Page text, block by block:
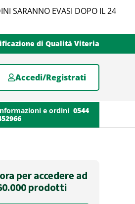
SARANNO EVASI DOPO IL 24
di Qualità Viteria
Accedi/Registrati
e ordini 0544
per accedere ad
prodotti